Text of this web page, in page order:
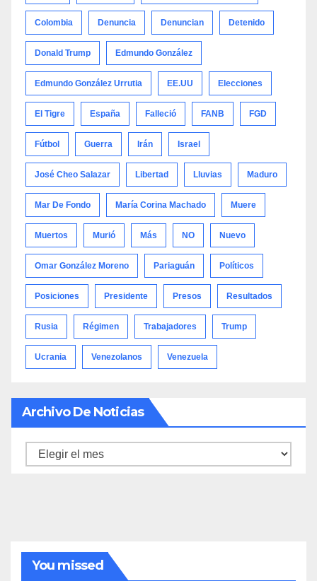
Colombia Denuncia Denuncian Detenido
Donald Trump Edmundo González
Edmundo González Urrutia EE.UU Elecciones
El Tigre España Falleció FANB FGD
Fútbol Guerra Irán Israel
José Cheo Salazar Libertad Lluvias Maduro
Mar De Fondo María Corina Machado Muere
Muertos Murió Más NO Nuevo
Omar González Moreno Pariaguán Políticos
Posiciones Presidente Presos Resultados
Rusia Régimen Trabajadores Trump
Ucrania Venezolanos Venezuela
Archivo De Noticias
Archivo
You missed